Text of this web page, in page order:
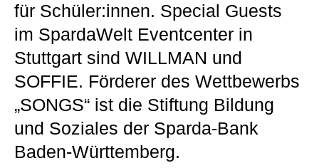
für Schüler:innen. Special Guests
im SpardaWelt Eventcenter in
Stuttgart sind WILLMAN und
SOFFIE. Förderer des Wettbewerbs
„SONGS“ ist die Stiftung Bildung
und Soziales der Sparda-Bank
Baden-Württemberg.